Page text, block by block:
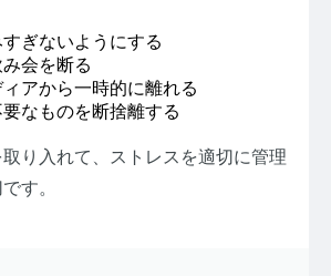
ぎないようにする
会を断る
アから一時的に離れる
なものを断捨離する
り入れて、ストレスを適切に管理
す。